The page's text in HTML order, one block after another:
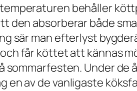
behåller
den absorberar både
sär man efterlyst
får köttet att kännas
sommarfesten. Under
en av de vanligaste